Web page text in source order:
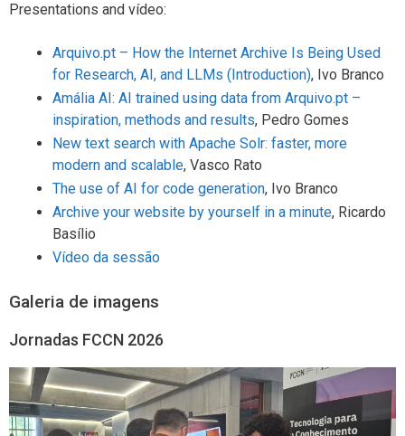
Presentations and vídeo:
Arquivo.pt – How the Internet Archive Is Being Used
for Research, AI, and LLMs (Introduction), Ivo Branco
Amália AI: AI trained using data from Arquivo.pt –
inspiration, methods and results, Pedro Gomes
New text search with Apache Solr: faster, more
modern and scalable, Vasco Rato
The use of AI for code generation, Ivo Branco
Archive your website by yourself in a minute, Ricardo
Basílio
Vídeo da sessão
Galeria de imagens
Jornadas FCCN 2026